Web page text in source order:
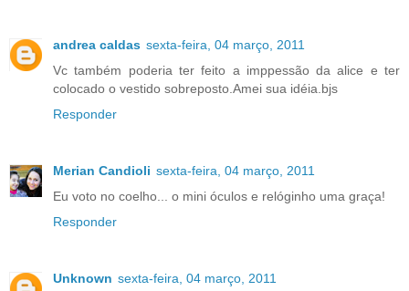
andrea caldas sexta-feira, 04 março, 2011
Vc também poderia ter feito a imppessão da alice e ter
colocado o vestido sobreposto.Amei sua idéia.bjs
Responder
Merian Candioli sexta-feira, 04 março, 2011
Eu voto no coelho... o mini óculos e relóginho uma graça!
Responder
Unknown sexta-feira, 04 março, 2011